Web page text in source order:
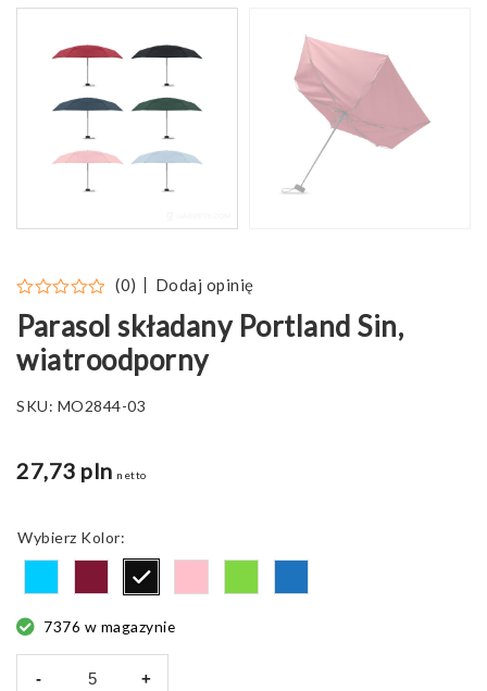
(0) Dodaj opinię
Parasol składany Portland Sin,
wiatroodporny
SKU: MO2844-03
27,73 pln netto
Kolor
7376 w magazynie
- +